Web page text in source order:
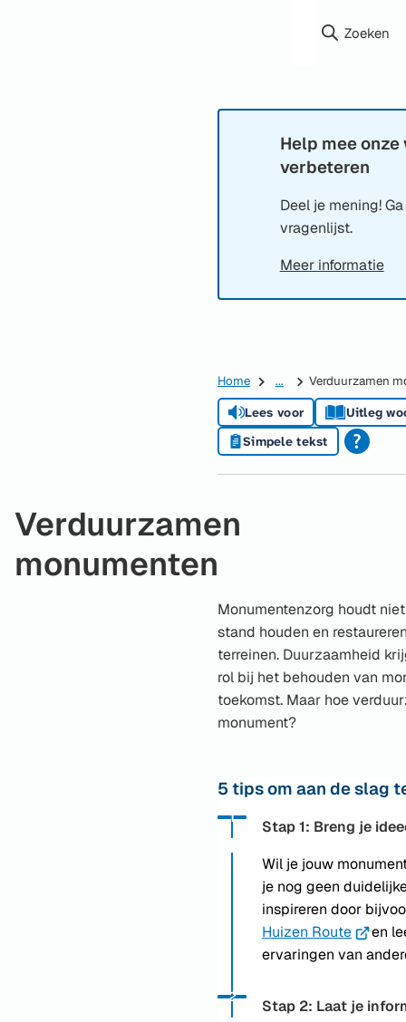
Zoeken
Informatie:
Help mee
verbeteren
Deel je mening!
vragenlijst.
Meer informatie
Home ... Verduurzamen
Lees voor
Uitleg
Simpele tekst
Verduurzamen
monumenten
Monumentenzorg houdt
stand houden en
terreinen. Duurzaamheid
rol bij het behouden van
toekomst. Maar hoe
monument?
5 tips om aan de slag
Stap 1: Breng je
Status: Actief
Opvolgingsnummer:
1
Wil je jouw
je nog geen
inspireren door
Huizen Route
naar
externe
en
ervaringen van
Stap 2: Laat je
Status: Actief
Opvolgingsnummer:
2